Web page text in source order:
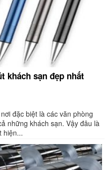
khách sạn đẹp nhất
đặc biệt là các văn phòng
những khách sạn. Vậy đâu là
hiện...